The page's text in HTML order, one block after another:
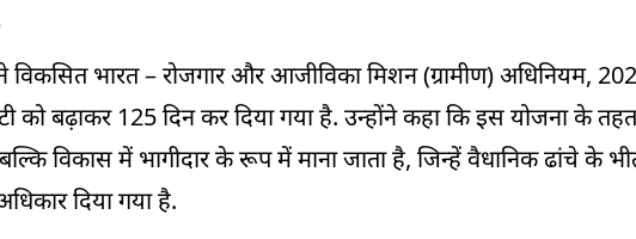
ने विकसित भारत – रोजगार और आजीविका मिशन (ग्रामीण) अधिनियम,
को बढ़ाकर 125 दिन कर दिया गया है. उन्होंने कहा कि इस योजना के
विकास में भागीदार के रूप में माना जाता है, जिन्हें वैधानिक ढांचे के
दिया गया है.